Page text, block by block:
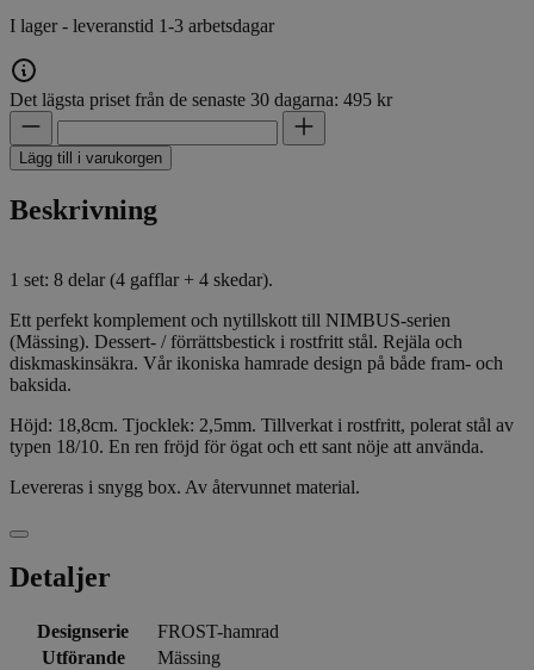
I lager - leveranstid 1-3 arbetsdagar
Det lägsta priset från de senaste 30 dagarna: 495 kr
Lägg till i varukorgen
Beskrivning
1 set: 8 delar (4 gafflar + 4 skedar).
Ett perfekt komplement och nytillskott till NIMBUS-serien
(Mässing). Dessert- / förrättsbestick i rostfritt stål. Rejäla och
diskmaskinsäkra. Vår ikoniska hamrade design på både fram- och
baksida.
Höjd: 18,8cm. Tjocklek: 2,5mm. Tillverkat i rostfritt, polerat stål av
typen 18/10. En ren fröjd för ögat och ett sant nöje att använda.
Levereras i snygg box. Av återvunnet material.
Detaljer
Designserie
FROST-hamrad
Utförande
Mässing